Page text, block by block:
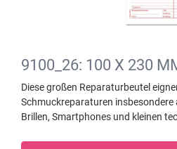
9100_26: 100 X 230
Diese großen Reparaturbeutel
Schmuckreparaturen
Brillen, Smartphones und kleinen